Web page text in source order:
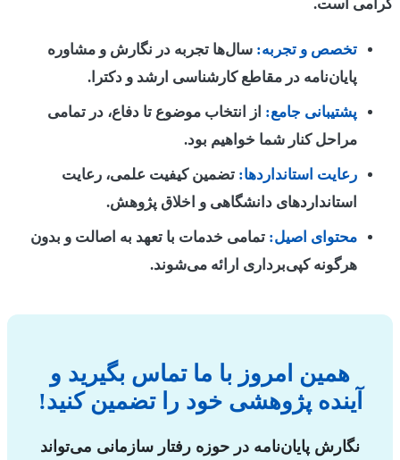
گرامی است.
تخصص و تجربه: سال‌ها تجربه در نگارش و مشاوره
پایان‌نامه در مقاطع کارشناسی ارشد و دکترا.
پشتیبانی جامع: از انتخاب موضوع تا دفاع، در تمامی
مراحل کنار شما خواهیم بود.
رعایت استانداردها: تضمین کیفیت علمی، رعایت
استانداردهای دانشگاهی و اخلاق پژوهش.
محتوای اصیل: تمامی خدمات با تعهد به اصالت و بدون
هرگونه کپی‌برداری ارائه می‌شوند.
همین امروز با ما تماس بگیرید و
آینده پژوهشی خود را تضمین کنید!
نگارش پایان‌نامه در حوزه رفتار سازمانی می‌تواند